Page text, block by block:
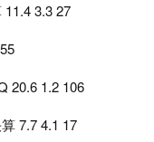
3.3 27
20.6 1.2 106
7.7 4.1 17